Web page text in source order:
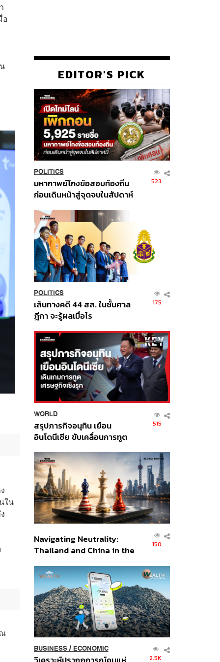
อ
ใน
EDITOR'S PICK
POLITICS
มหากาพย์โกงข้อสอบท้องถิ่น
ก่อนเดินหน้าสู่จุดจบในสัปดาห์
523
POLITICS
เส้นทางคดี 44 สส. ในชั้นศาล
ฎีกา จะรู้ผลเมื่อไร
175
WORLD
สรุปภารกิจอนุทิน เยือน
อินโดนีเซีย ขับเคลื่อนการทูต
ส่วนยุทธศาสตร์ไทย –
อินโดนีเซีย
515
Navigating Neutrality:
Thailand and China in the
Order
150
BUSINESS/ ECONOMIC
2.5K